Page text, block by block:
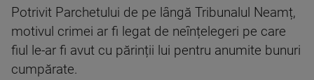
Potrivit Parchetului de pe lângă Tribunalul Neamț,
motivul crimei ar fi legat de neînțelegeri pe care
fiul le-ar fi avut cu părinții lui pentru anumite bunuri
cumpărate.